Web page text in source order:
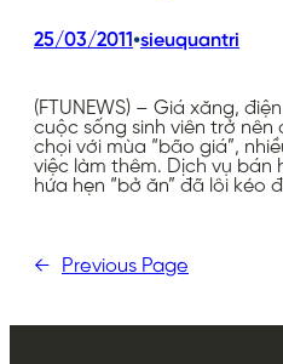
25/03/2011•sieuquantri
(FTUNEWS) – Giá xăng,
cuộc sống sinh viên trở
chọi với mùa “bão giá”,
việc làm thêm. Dịch vụ bán
hứa hẹn “bở ăn” đã lôi kéo
← Previous Page